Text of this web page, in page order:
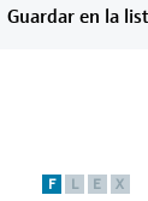
Guardar en la
F L E X